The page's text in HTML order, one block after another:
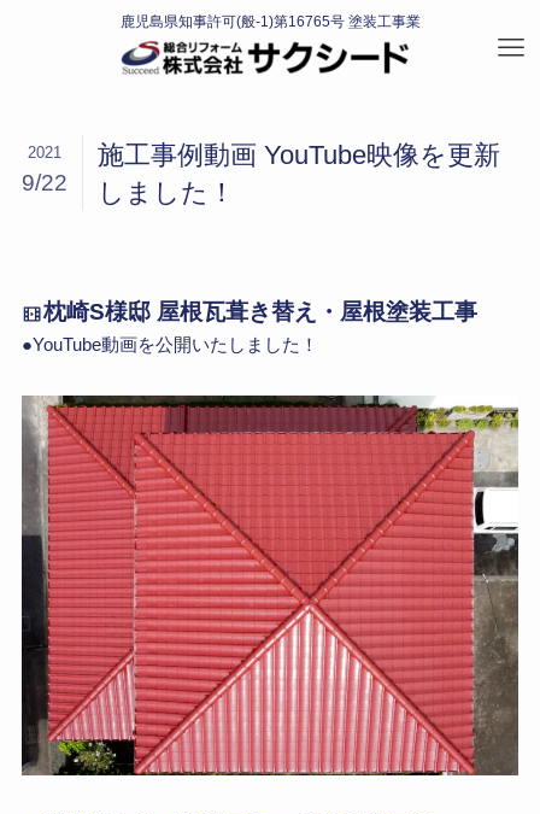
施工事例動画 YouTube映像を更新
しました！
2021
9/22
枕崎S様邸 屋根瓦葺き替え・屋根塗装工事
●YouTube動画を公開いたしました！